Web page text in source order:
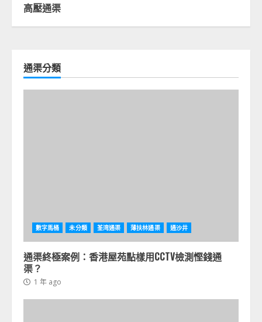
高壓通渠
通渠分類
數字馬桶 未分類 荃湾通渠 薄扶林通渠 通沙井
通渠終極案例：香港屋苑點樣用CCTV檢測慳錢通
渠？
1 年 ago